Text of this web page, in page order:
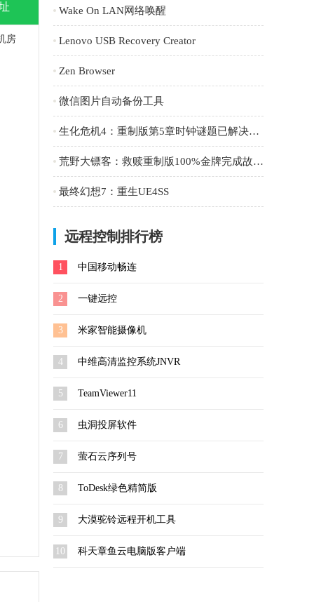
房
Wake On LAN网络唤醒
Lenovo USB Recovery Creator
Zen Browser
微信图片自动备份工具
生化危机4：重制版第5章时钟谜题已解决存档
荒野大镖客：救赎重制版100%金牌完成故事和挑战存档
最终幻想7：重生UE4SS
远程控制排行榜
1 中国移动畅连
2 一键远控
3 米家智能摄像机
4 中维高清监控系统JNVR
5 TeamViewer11
6 虫洞投屏软件
7 萤石云序列号
8 ToDesk绿色精简版
9 大漠驼铃远程开机工具
10 科天章鱼云电脑版客户端